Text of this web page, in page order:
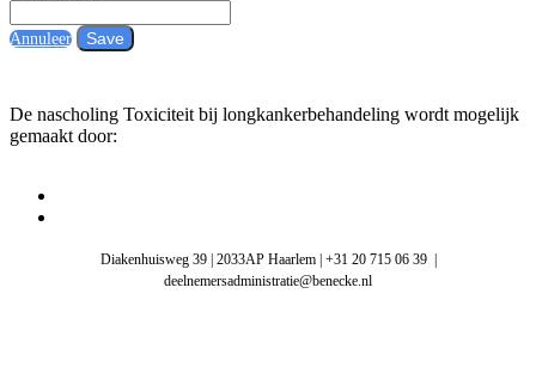
Annuleer Save
De nascholing Toxiciteit bij longkankerbehandeling wordt mogelijk
gemaakt door:
Diakenhuisweg 39 | 2033AP Haarlem | +31 20 715 06 39 |
deelnemersadministratie@benecke.nl